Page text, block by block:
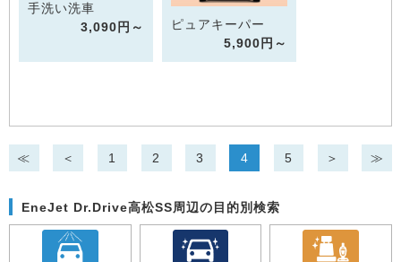
手洗い洗車
3,090円～
ピュアキーパー
5,900円～
≪ ＜ 1 2 3 4 5 ＞ ≫
EneJet Dr.Drive高松SS周辺の目的別検索